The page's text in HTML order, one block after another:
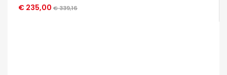
€ 235,00 € 339,16
OCCHIATA VELOCE